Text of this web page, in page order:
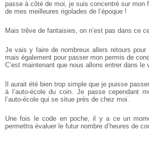
passe à côté de moi, je suis concentré sur mon
de mes meilleures rigolades de l’époque !
Mais trêve de fantaisies, on n’est pas dans ce
Je vais y faire de nombreux allers retours
mais également pour passer mon permis de
C’est maintenant que nous allons entrer dans le
Il aurait été bien trop simple que je puisse
à l’auto-école du coin. Je passe cependant
l’auto-école qui se situe près de chez moi.
Une fois le code en poche, il y a ce un
permettra évaluer le futur nombre d’heures de